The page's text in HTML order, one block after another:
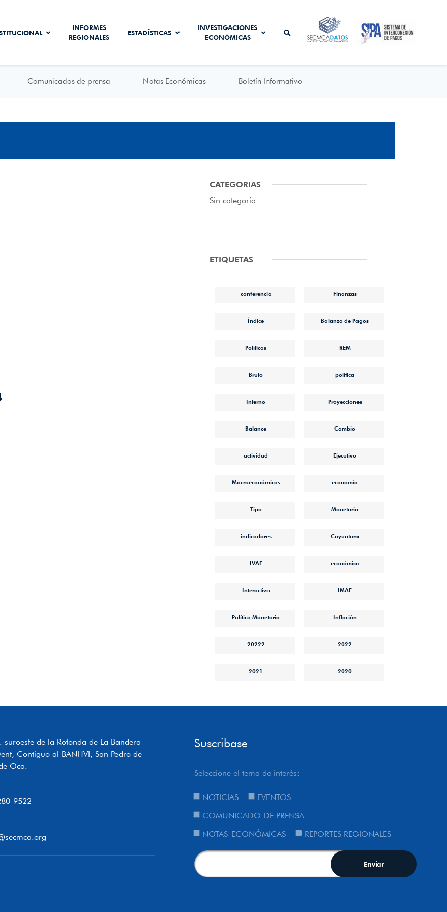
INFORMES
REGIONALES
ESTADÍSTICAS
INVESTIGACIONES
ECONÓMICAS
SECMCA
DATOS
SISTEMA DE
INTERCONEXIÓN
DE PAGOS
Comunicados de prensa Notas Económicas Boletín Informativo
CATEGORIAS
Sin categoría
ETIQUETAS
conferencia Finanzas
Índice Balanza de Pagos
Políticas REM
Bruto política
Interno Proyecciones
Balance Cambio
actividad Ejecutivo
Macroeconómicas economía
Tipo Monetaria
indicadores Coyuntura
IVAE económica
Interactivo IMAE
Política Monetaria Inflación
20222 2022
2021 2020
suroeste de la Rotonda de La Bandera
Contiguo al BANHVI, San Pedro de
Oca.
9522
Suscribase
Seleccione el tema de interés:
NOTICIAS
EVENTOS
COMUNICADO DE PRENSA
NOTAS-ECONÓMICAS
REPORTES REGIONALES